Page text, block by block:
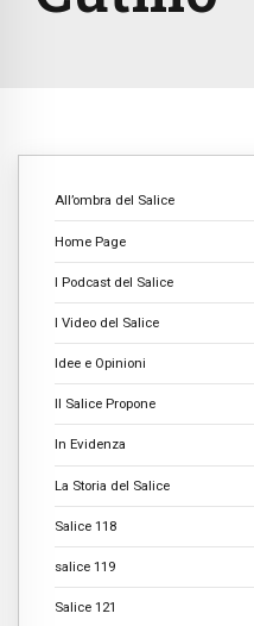
All’ombra del Salice
Home Page
I Podcast del Salice
I Video del Salice
Idee e Opinioni
Il Salice Propone
In Evidenza
La Storia del Salice
Salice 118
salice 119
Salice 121